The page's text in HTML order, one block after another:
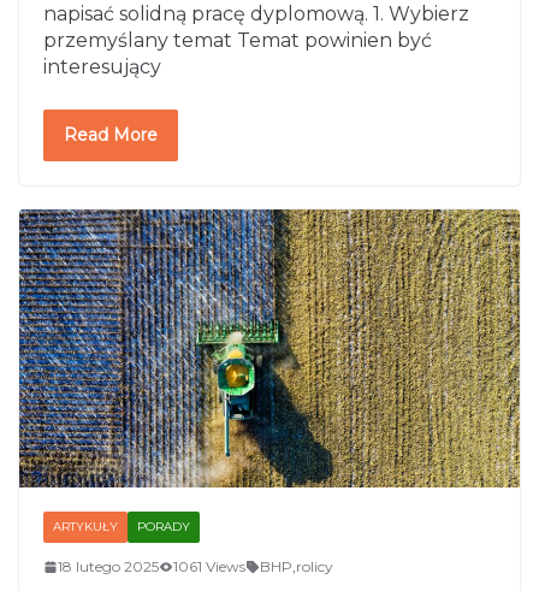
napisać solidną pracę dyplomową. 1. Wybierz
przemyślany temat Temat powinien być
interesujący
Read More
ARTYKUŁY PORADY
18 lutego 2025 1061 Views BHP,rolicy